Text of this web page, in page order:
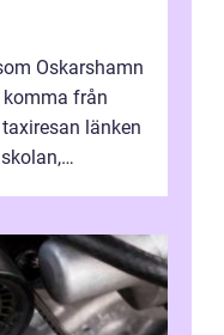
Oskarshamn
från
länken